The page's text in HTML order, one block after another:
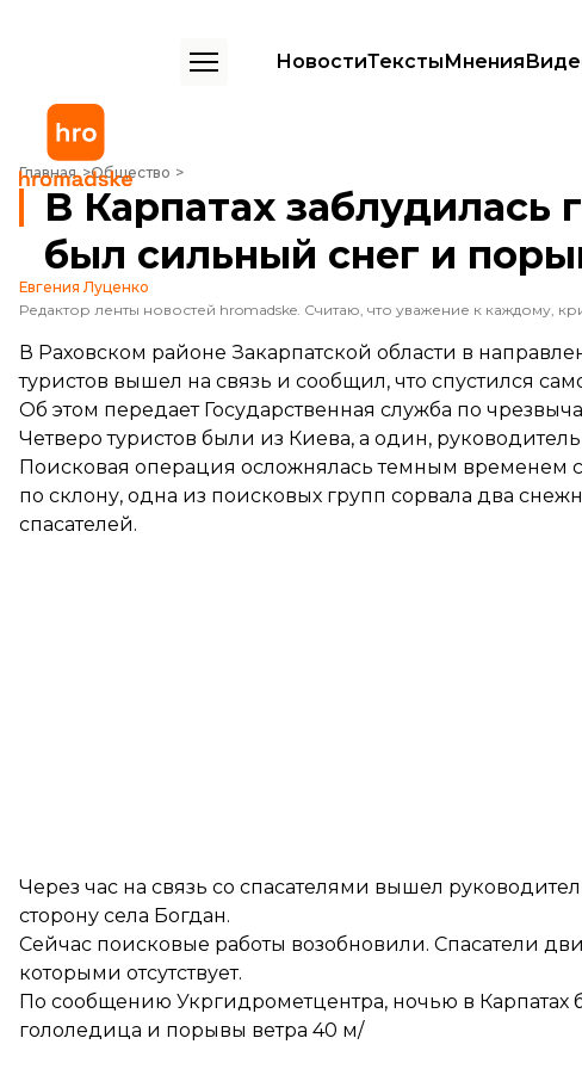
НовостиТекстыМнения
Главная Общество
В Карпатах заблудилась группа туристов — ночью в горах был сильный
В Карпатах заблудилась
был сильный снег и
Евгения Луценко
В Раховском районе Закарпатской области в
туристов вышел на связь и сообщил, что спустился
Об этом передаетГосударственная служба по
Четверо туристов были из Киева, а один,
Поисковая операция осложнялась темным временем
по склону, одна из поисковых групп сорвала два
спасателей.
Через час на связь со спасателями вышел
сторону села Богдан.
Сейчас поисковые работы возобновили. Спасатели
которыми отсутствует.
По сообщению Укргидрометцентра, ночью в Карпатах
гололедица и порывы ветра 40 м/